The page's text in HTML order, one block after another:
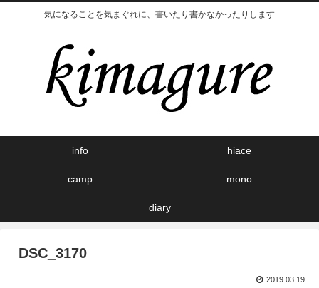
気になることを気まぐれに、書いたり書かなかったりします
info hiace
camp mono
diary
DSC_3170
2019.03.19